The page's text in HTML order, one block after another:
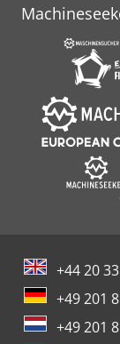
Case Ih Stx
Case Stx 450
+44 20
+49 201
+49 201